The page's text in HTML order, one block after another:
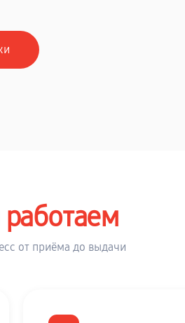
работаем
от приёма до выдачи